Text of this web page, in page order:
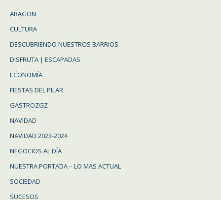
ARAGON
CULTURA
DESCUBRIENDO NUESTROS BARRIOS
DISFRUTA | ESCAPADAS
ECONOMÍA
FIESTAS DEL PILAR
GASTROZGZ
NAVIDAD
NAVIDAD 2023-2024
NEGOCIOS AL DÍA
NUESTRA PORTADA – LO MAS ACTUAL
SOCIEDAD
SUCESOS